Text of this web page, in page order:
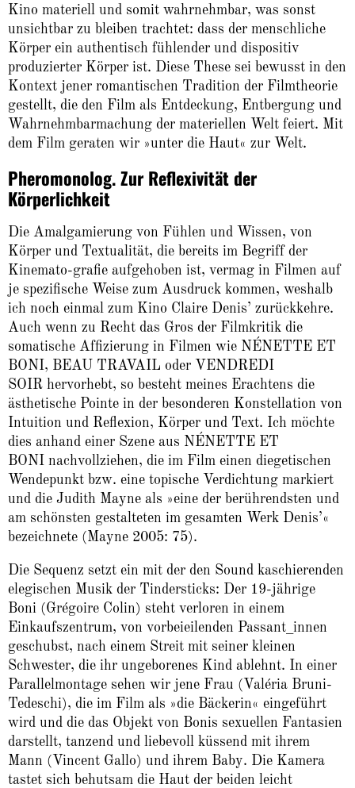
Kino materiell und somit wahrnehmbar, was sonst
unsichtbar zu bleiben trachtet: dass der menschliche
Körper ein authentisch fühlender und dispositiv
produzierter Körper ist. Diese These sei bewusst in den
Kontext jener romantischen Tradition der Filmtheorie
gestellt, die den Film als Entdeckung, Entbergung und
Wahrnehmbarmachung der materiellen Welt feiert. Mit
dem Film geraten wir »unter die Haut« zur Welt.
Pheromonolog. Zur Reflexivität der
Körperlichkeit
Die Amalgamierung von Fühlen und Wissen, von
Körper und Textualität, die bereits im Begriff der
Kinemato-grafie aufgehoben ist, vermag in Filmen auf
je spezifische Weise zum Ausdruck kommen, weshalb
ich noch einmal zum Kino Claire Denis’ zurückkehre.
Auch wenn zu Recht das Gros der Filmkritik die
somatische Affizierung in Filmen wie NÉNETTE ET
BONI, BEAU TRAVAIL oder VENDREDI
SOIR hervorhebt, so besteht meines Erachtens die
ästhetische Pointe in der besonderen Konstellation von
Intuition und Reflexion, Körper und Text. Ich möchte
dies anhand einer Szene aus NÉNETTE ET
BONI nachvollziehen, die im Film einen diegetischen
Wendepunkt bzw. eine topische Verdichtung markiert
und die Judith Mayne als »eine der berührendsten und
am schönsten gestalteten im gesamten Werk Denis’«
bezeichnete (Mayne 2005: 75).
Die Sequenz setzt ein mit der den Sound kaschierenden
elegischen Musik der Tindersticks: Der 19-jährige
Boni (Grégoire Colin) steht verloren in einem
Einkaufszentrum, von vorbeieilenden Passant_innen
geschubst, nach einem Streit mit seiner kleinen
Schwester, die ihr ungeborenes Kind ablehnt. In einer
Parallelmontage sehen wir jene Frau (Valéria Bruni-
Tedeschi), die im Film als »die Bäckerin« eingeführt
wird und die das Objekt von Bonis sexuellen Fantasien
darstellt, tanzend und liebevoll küssend mit ihrem
Mann (Vincent Gallo) und ihrem Baby. Die Kamera
tastet sich behutsam die Haut der beiden leicht